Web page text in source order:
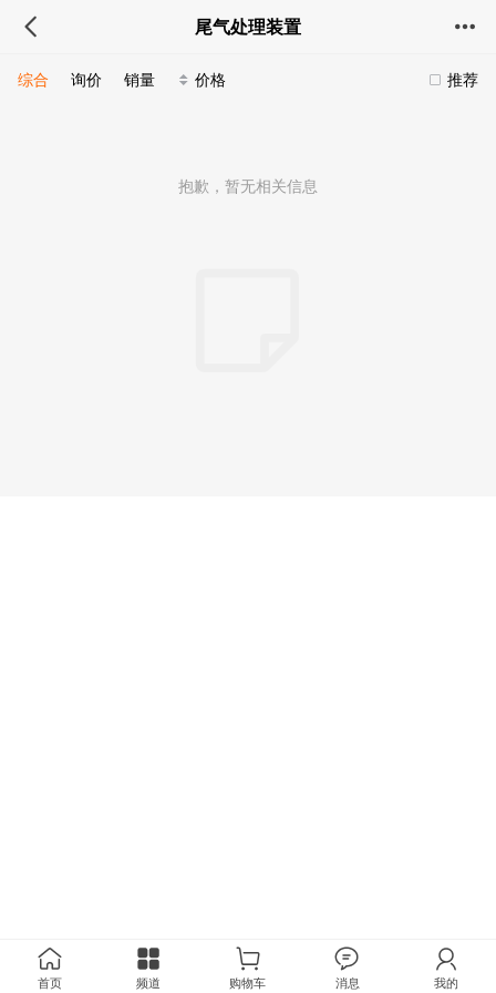
尾气处理装置
推荐
综合 询价 销量 价格
抱歉，暂无相关信息
首页 频道 购物车 消息 我的